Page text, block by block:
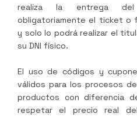
realiza la entrega del
obligatoriamente el ticket o
y solo lo podrá realizar el
su DNI físico.
El uso de códigos y
válidos para los procesos
productos con diferencia
respetar el precio real